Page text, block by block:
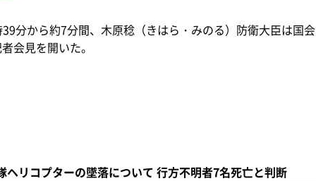
分から約7分間、木原稔（きはら・みのる）防衛大臣は国会
会見を開いた。
リコプターの墜落について 行方不明者7名死亡と判断